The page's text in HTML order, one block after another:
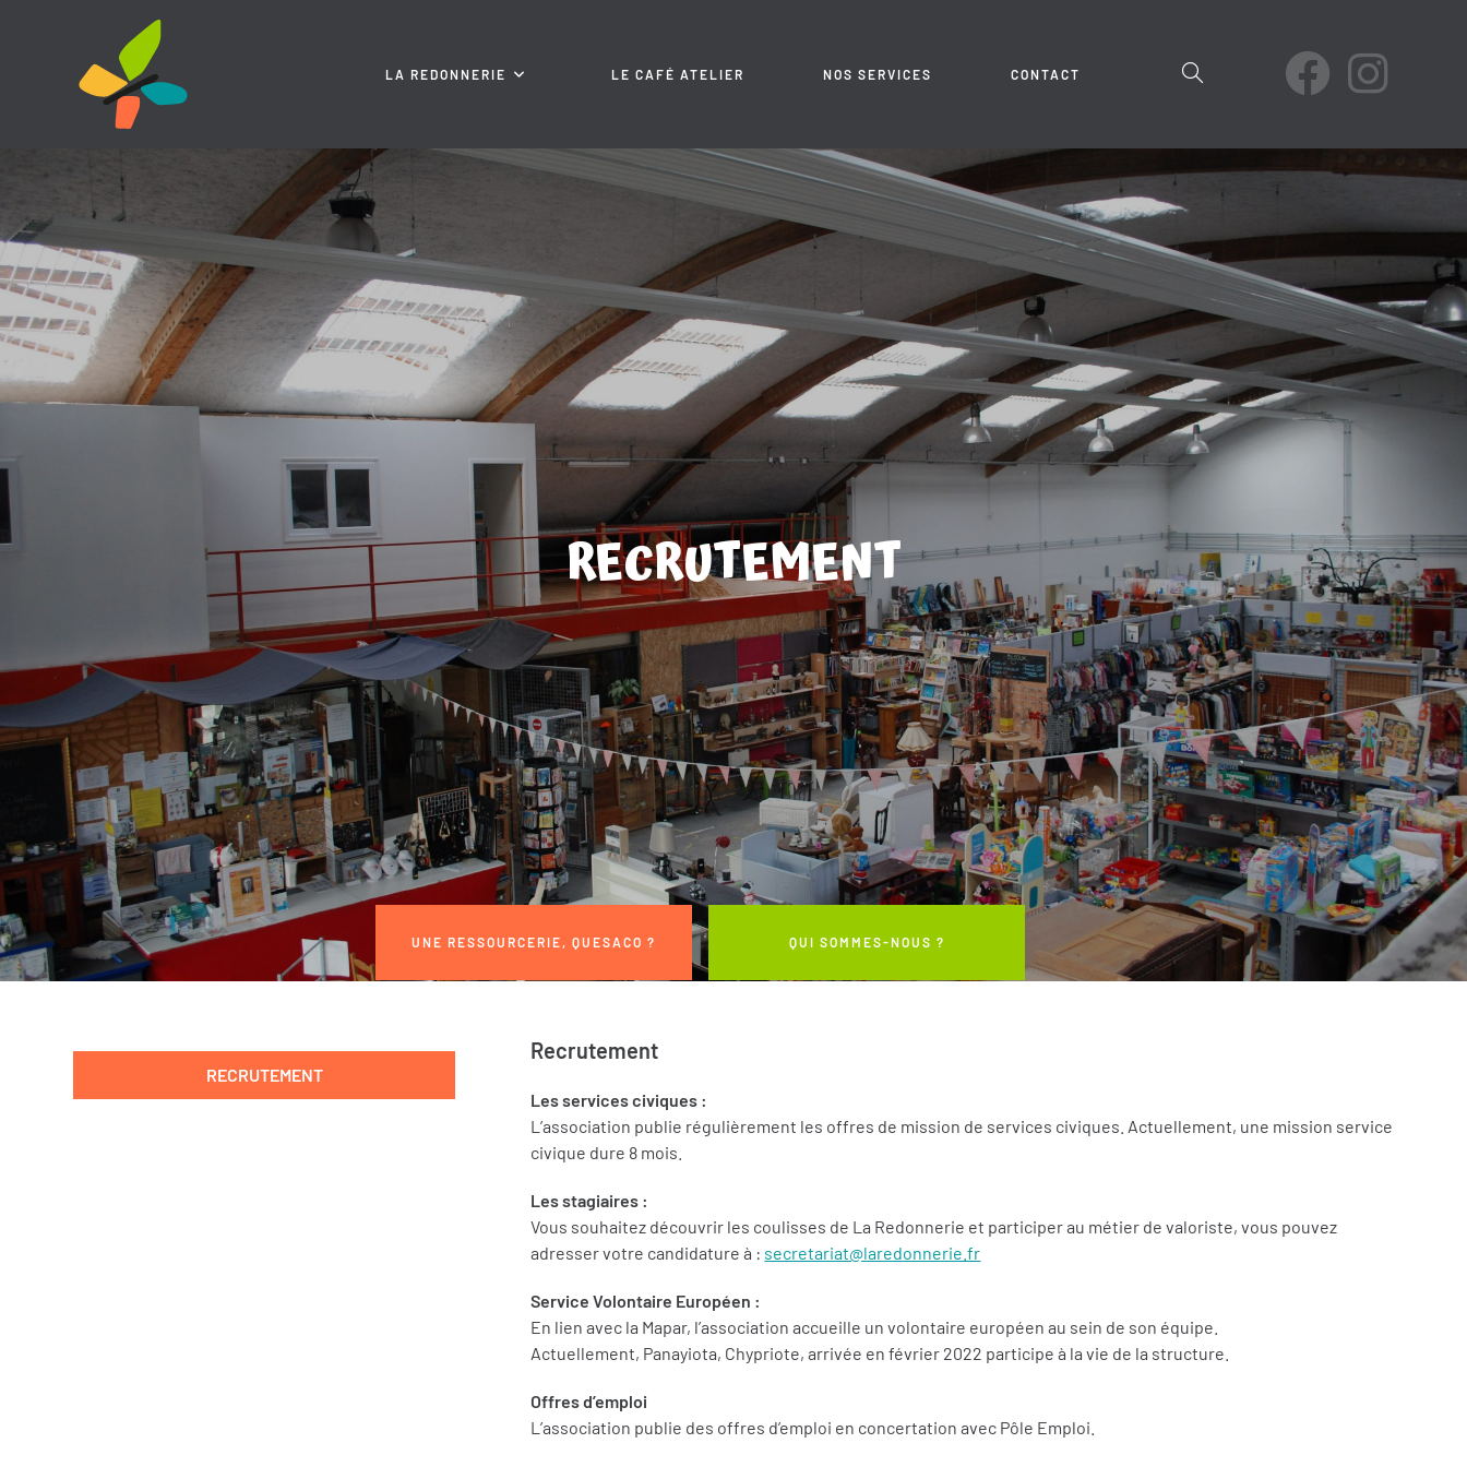
LA REDONNERIE LE CAFÉ ATELIER NOS SERVICES CONTACT TOGGLE
WEBSITE
SEARCH
RECRUTEMENT
UNE RESSOURCERIE, QUESACO ? QUI SOMMES-NOUS ?
RECRUTEMENT
Recrutement
Les services civiques :
L’association publie régulièrement les offres de mission de services civiques. Actuellement, une mission service
civique dure 8 mois.
Les stagiaires :
Vous souhaitez découvrir les coulisses de La Redonnerie et participer au métier de valoriste, vous pouvez
adresser votre candidature à : secretariat@laredonnerie.fr
Service Volontaire Européen :
En lien avec la Mapar, l’association accueille un volontaire européen au sein de son équipe.
Actuellement, Panayiota, Chypriote, arrivée en février 2022 participe à la vie de la structure.
Offres d’emploi
L’association publie des offres d’emploi en concertation avec Pôle Emploi.